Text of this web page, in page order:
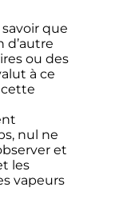
savoir que
d’autre
ou des
à ce
cette
nul ne
et
les
vapeurs